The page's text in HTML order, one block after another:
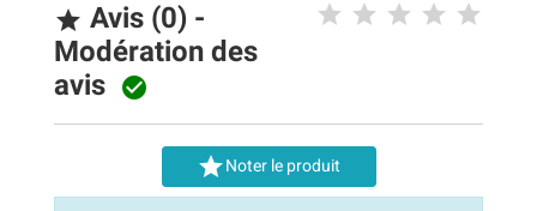
 Avis (0) -
Modération des
avis 
Noter le produit